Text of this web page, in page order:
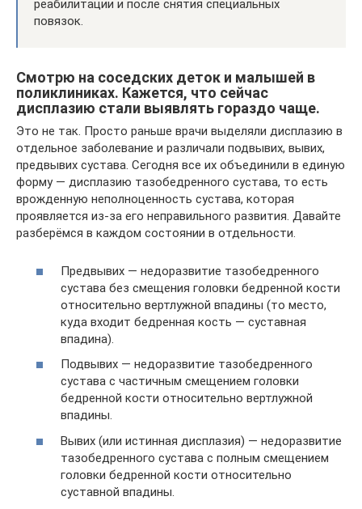
реабилитации и после снятия специальных
повязок.
Смотрю на соседских деток и малышей в
поликлиниках. Кажется, что сейчас
дисплазию стали выявлять гораздо чаще.
Это не так. Просто раньше врачи выделяли дисплазию в
отдельное заболевание и различали подвывих, вывих,
предвывих сустава. Сегодня все их объединили в единую
форму — дисплазию тазобедренного сустава, то есть
врожденную неполноценность сустава, которая
проявляется из-за его неправильного развития. Давайте
разберёмся в каждом состоянии в отдельности.
Предвывих — недоразвитие тазобедренного
сустава без смещения головки бедренной кости
относительно вертлужной впадины (то место,
куда входит бедренная кость — суставная
впадина).
Подвывих — недоразвитие тазобедренного
сустава с частичным смещением головки
бедренной кости относительно вертлужной
впадины.
Вывих (или истинная дисплазия) — недоразвитие
тазобедренного сустава с полным смещением
головки бедренной кости относительно
суставной впадины.